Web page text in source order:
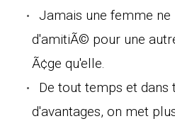
Jamais une femme
d'amitiÃ© pour une
Ã¢ge qu'elle.
De tout temps et dans
d'avantages, on met